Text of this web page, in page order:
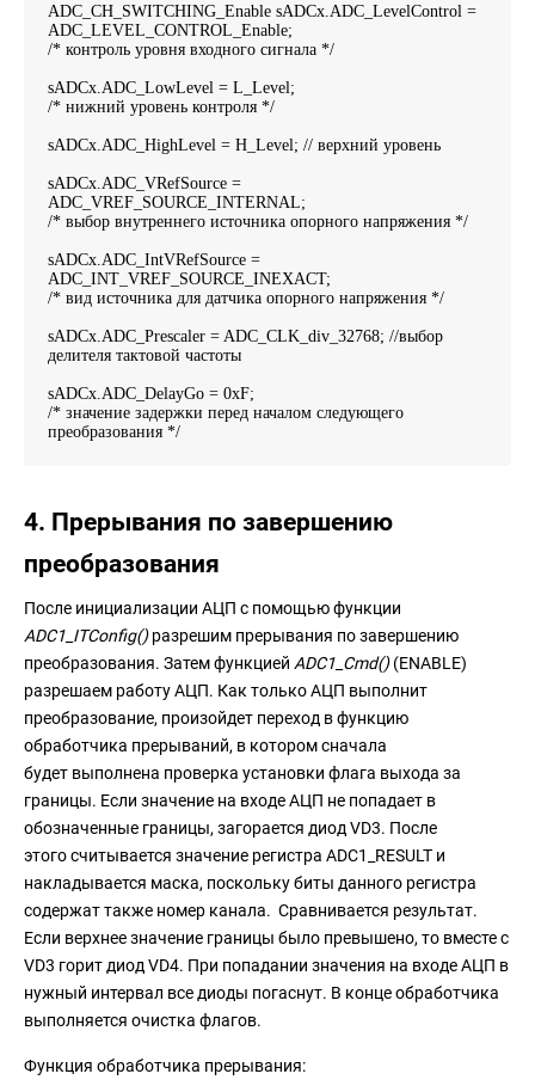
ADC_CH_SWITCHING_Enable sADCx.ADC_LevelControl =
ADC_LEVEL_CONTROL_Enable;
/* контроль уровня входного сигнала */
sADCx.ADC_LowLevel = L_Level;
/* нижний уровень контроля */
sADCx.ADC_HighLevel = H_Level; // верхний уровень
sADCx.ADC_VRefSource =
ADC_VREF_SOURCE_INTERNAL;
/* выбор внутреннего источника опорного напряжения */
sADCx.ADC_IntVRefSource =
ADC_INT_VREF_SOURCE_INEXACT;
/* вид источника для датчика опорного напряжения */
sADCx.ADC_Prescaler = ADC_CLK_div_32768; //выбор
делителя тактовой частоты
sADCx.ADC_DelayGo = 0xF;
/* значение задержки перед началом следующего
преобразования */
4. Прерывания по завершению
преобразования
После инициализации АЦП с помощью функции
ADC1_ITConfig()разрешим прерывания по завершению
преобразования. Затем функцией ADC1_Cmd()(ENABLE)
разрешаем работу АЦП. Как только АЦП выполнит
преобразование, произойдет переход в функцию
обработчика прерываний, в котором сначала
будет выполнена проверка установки флага выхода за
границы. Если значение на входе АЦП не попадает в
обозначенные границы, загорается диод VD3. После
этого считывается значение регистра ADC1_RESULT и
накладывается маска, поскольку биты данного регистра
содержат также номер канала. Сравнивается результат.
Если верхнее значение границы было превышено, то вместе с
VD3 горит диод VD4. При попадании значения на входе АЦП в
нужный интервал все диоды погаснут. В конце обработчика
выполняется очистка флагов.
Функция обработчика прерывания: